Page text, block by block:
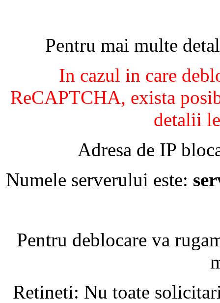
Pentru mai multe
In cazul in care
ReCAPTCHA, exista
detalii
Adresa de IP
Numele serverului este:
Pentru deblocare va
Retineti: Nu toate